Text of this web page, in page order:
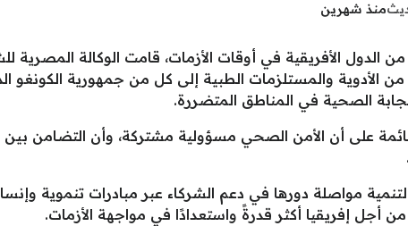
منذ شهرين
من الدول الأفريقية في أوقات الأزمات، قامت الوكالة المصرية
والمستلزمات الطبية إلى كل من جمهورية الكونغو
الصحية في المناطق المتضررة.
على أن الأمن الصحي مسؤولية مشتركة، وأن التضامن
مواصلة دورها في دعم الشركاء عبر مبادرات تنموية
أجل إفريقيا أكثر قدرةً واستعدادًا في مواجهة الأزمات.